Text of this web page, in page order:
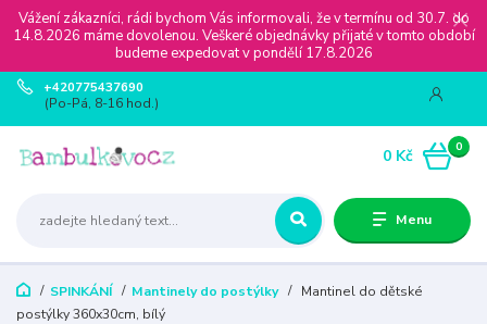
Vážení zákazníci, rádi bychom Vás informovali, že v termínu od 30.7. do
14.8.2026 máme dovolenou. Veškeré objednávky přijaté v tomto období
budeme expedovat v pondělí 17.8.2026
Menu
+420775437690
(Po-Pá, 8-16 hod.)
0
0 Kč
SPINKÁNÍ Mantinely do postýlky
Mantinel do dětské
postýlky 360x30cm, bílý